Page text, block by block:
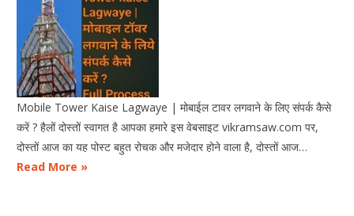
Mobile Tower Kaise Lagwaye | मोबाईल टावर लगवाने के लिए संपर्क कैसे
करें ? हैलों दोस्तों स्वागत है आपका हमारे इस वेबसाइट vikramsaw.com पर,
दोस्तों आज का यह पोस्ट बहुत रोचक और मजेदार होने वाला है, दोस्तों आज…
Read More »